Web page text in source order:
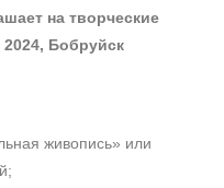
на творческие
Бобруйск
живопись» или